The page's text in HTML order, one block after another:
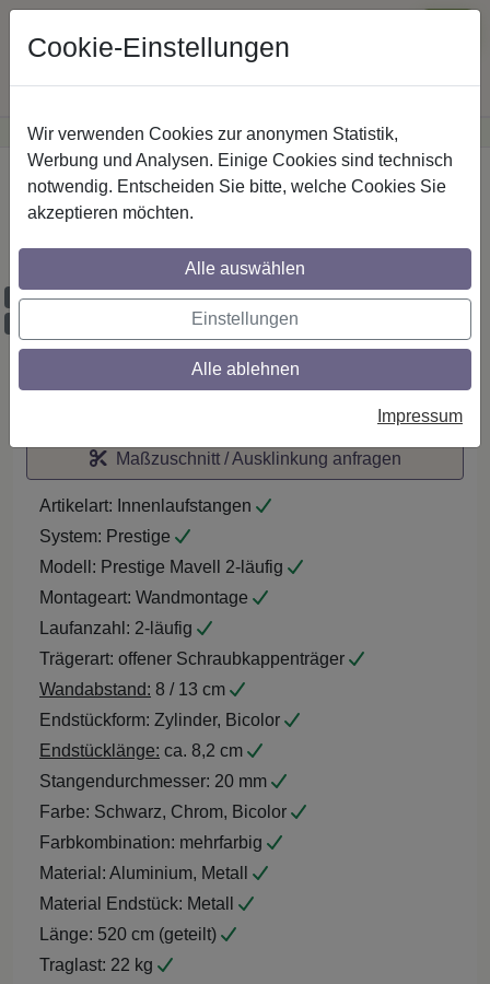
Günstige Versandkosteninnerhalb Österreichs· Sichere Zahlung
Startseite
IL-Stilg. 20 mm 2-lfg. Prestige Mavell 520
cm Schwarz/Chrom
Maßzuschnitt möglich
Maßzuschnitt / Ausklinkung anfragen
Artikelart: Innenlaufstangen
System: Prestige
Modell: Prestige Mavell 2-läufig
Montageart: Wandmontage
Laufanzahl: 2-läufig
Trägerart: offener Schraubkappenträger
Wandabstand: 8 / 13 cm
Endstückform: Zylinder, Bicolor
Endstücklänge: ca. 8,2 cm
Stangendurchmesser: 20 mm
Farbe: Schwarz, Chrom, Bicolor
Farbkombination: mehrfarbig
Material: Aluminium, Metall
Material Endstück: Metall
Länge: 520 cm (geteilt)
Traglast: 22 kg
Cookie-Einstellungen
Wir verwenden Cookies zur anonymen Statistik,
Werbung und Analysen. Einige Cookies sind technisch
notwendig. Entscheiden Sie bitte, welche Cookies Sie
akzeptieren möchten.
Alle auswählen
Einstellungen
Alle ablehnen
Impressum